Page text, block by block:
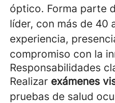
óptico. Forma parte
líder, con más de 40
experiencia,
compromiso con la
Responsabilidades
Realizar exámenes
pruebas de salud